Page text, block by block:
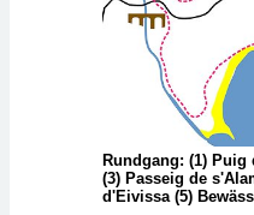
Rundgang: (1) Puig
(3) Passeig de
d'Eivissa (5)